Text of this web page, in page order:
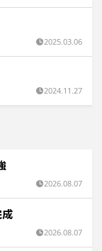
2025.03.06
2024.11.27
2026.08.07
2026.08.07